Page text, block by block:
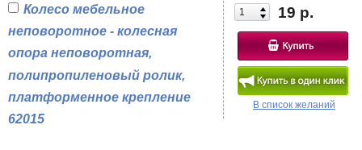
19 р.
В список желаний
Колесо мебельное
неповоротное - колесная
опора неповоротная,
полипропиленовый ролик,
платформенное крепление
62015